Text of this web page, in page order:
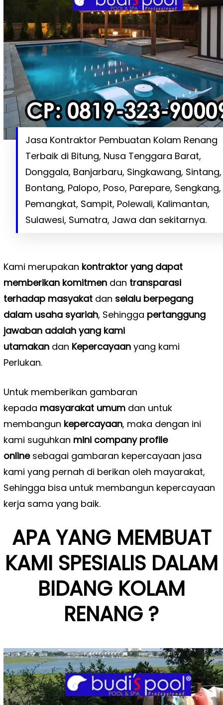
Jasa Kontraktor Pembuatan Kolam Renang
Terbaik di Bitung, Nusa Tenggara Barat,
Donggala, Banjarbaru, Singkawang, Sintang,
Bontang, Palopo, Poso, Parepare, Sengkang,
Pemangkat, Sampit, Polewali, Kalimantan,
Sulawesi, Sumatra, Jawa dan sekitarnya.
Kami merupakan kontraktor yang dapat
memberikan komitmendan transparasi
terhadap masyakatdan selalu berpegang
dalam usaha syariah, Sehingga pertanggung
jawaban adalah yang kami
utamakandan Kepercayaanyang kami
Perlukan.
Untuk memberikan gambaran
kepada masyarakat umumdan untuk
membangun kepercayaan, maka dengan ini
kami suguhkan mini company profile
onlinesebagai gambaran kepercayaan jasa
kami yang pernah di berikan oleh mayarakat,
Sehingga bisa untuk membangun kepercayaan
kerja sama yang baik.
APA YANG MEMBUAT
KAMI SPESIALIS DALAM
BIDANG KOLAM
RENANG ?